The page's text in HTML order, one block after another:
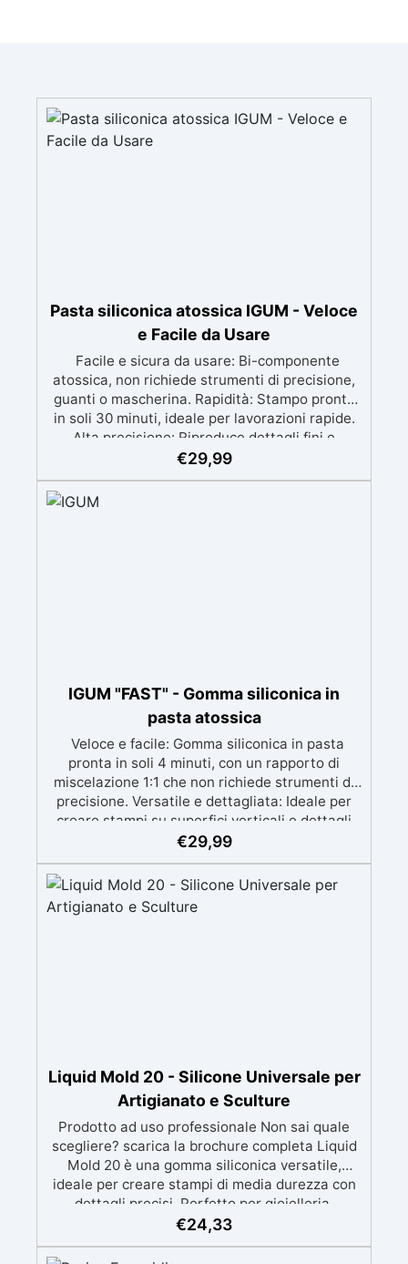
Pasta siliconica atossica IGUM - Veloce
e Facile da Usare
Facile e sicura da usare: Bi-componente
atossica, non richiede strumenti di precisione,
guanti o mascherina. Rapidità: Stampo pronto
in soli 30 minuti, ideale per lavorazioni rapide.
Alta precisione: Riproduce dettagli fini e
complessi con un risultato professionale.
metallo a basso punto di fusione, sapone e
cemento. Resistente e durevole: Consente oltre
€29,99
IGUM "FAST" - Gomma siliconica in
pasta atossica
Veloce e facile: Gomma siliconica in pasta
pronta in soli 4 minuti, con un rapporto di
miscelazione 1:1 che non richiede strumenti di
precisione. Versatile e dettagliata: Ideale per
creare stampi su superfici verticali e dettagli
intricati, compatibile con resine, gesso, cera,
Atossica e sicura: Formulazione inodore,
atossica e facile da maneggiare senza guanti o
mascherina. Alta resistenza e durabilità:
€29,99
Liquid Mold 20 - Silicone Universale per
Artigianato e Sculture
Prodotto ad uso professionale Non sai quale
scegliere? scarica la brochure completa Liquid
Mold 20 è una gomma siliconica versatile,
ideale per creare stampi di media durezza con
dettagli precisi. Perfetto per gioielleria,
sculture, oggetti artistici, prototipi, saponi,
artigianali con dettagli complessi. Compatibile
€24,33